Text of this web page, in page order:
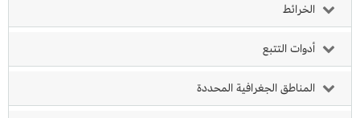
الخرائط
أدوات التتبع
المناطق الجغرافية المحددة